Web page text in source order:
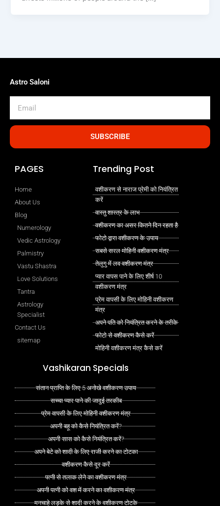
Astro Saloni
SUBSCRIBE
PAGES
Home
About Us
Blog
Numerology
Vedic Astrology
Palmistry
Vastu Shastra
Love Solutions
Tantra
Astrology
Specialist
Contact Us
sitemap
Trending Post
वशीकरण से नाराज प्रेमी को नियंत्रित
करें
वास्तु शास्त्र के लाभ
वशीकरण का असर कितने दिन रहता है
फोटो द्वारा वशीकरण के उपाय
सबसे सरल मोहिनी वशीकरण मंत्र
तेलुगु में लव वशीकरण मंत्र
प्यार वापस पाने के लिए शीर्ष 10
वशीकरण मंत्र
प्रेम वापसी के लिए मोहिनी वशीकरण
मंत्र
अपने पति को नियंत्रित करने के तरीके
फोटो से वशीकरण कैसे करें
मोहिनी वशीकरण मंत्र कैसे करें
Vashikaran Specials
संतान प्राप्ति के लिए 5 अनोखे वशीकरण उपाय
सच्चा प्यार पाने की जादुई तरकीब
प्रेम वापसी के लिए मोहिनी वशीकरण मंत्र
अपनी बहू को कैसे नियंत्रित करें?
अपनी सास को कैसे नियंत्रित करें?
अपने बेटे को शादी के लिए राजी करने का टोटका
वशीकरण कैसे दूर करें
पत्नी से तलाक लेने का वशीकरण मंत्र
अपनी पत्नी को वश में करने का वशीकरण मंत्र
मनचाहे लड़के से शादी करने के वशीकरण टोटके